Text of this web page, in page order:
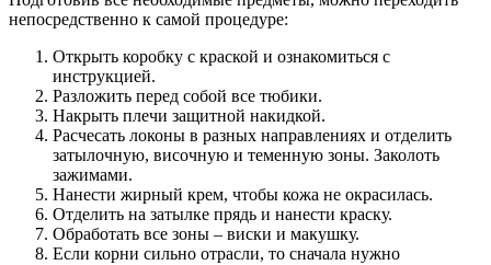
непосредственно к самой процедуре:
Открыть коробку с краской и ознакомиться с
инструкцией.
Разложить перед собой все тюбики.
Накрыть плечи защитной накидкой.
Расчесать локоны в разных направлениях и отделить
затылочную, височную и теменную зоны. Заколоть
зажимами.
Нанести жирный крем, чтобы кожа не окрасилась.
Отделить на затылке прядь и нанести краску.
Обработать все зоны – виски и макушку.
Если корни сильно отрасли, то сначала нужно